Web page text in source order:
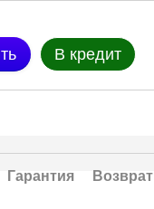
В кредит
Гарантия Возврат